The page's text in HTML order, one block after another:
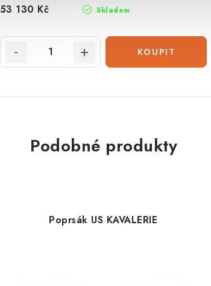
Skladem
53 130 Kč
Podobné produkty
Poprsák US KAVALERIE